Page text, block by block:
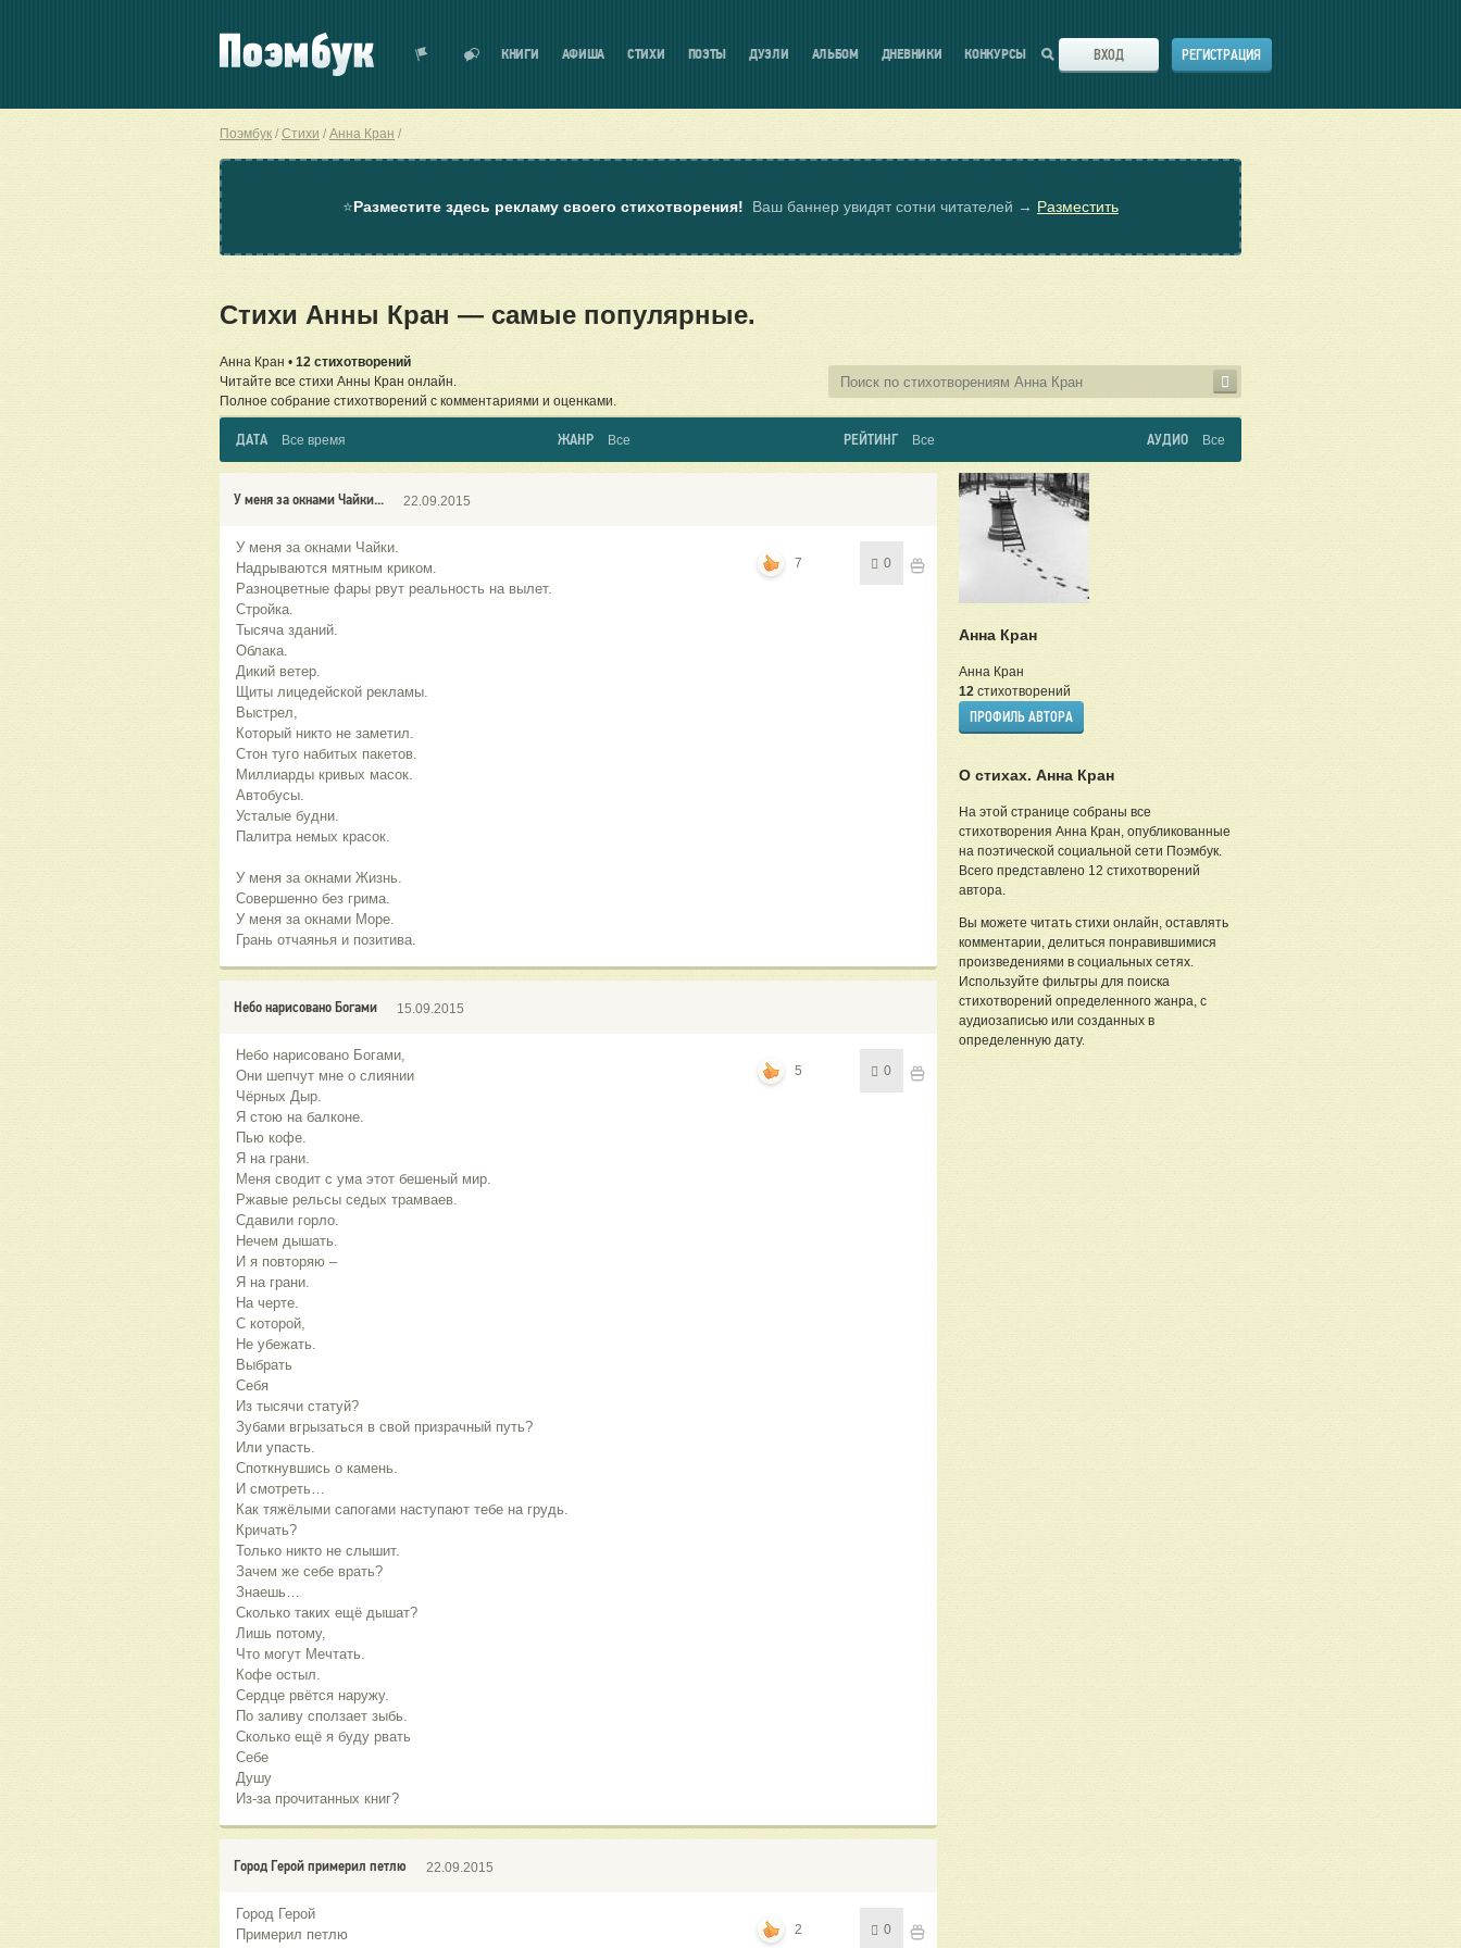
КНИГИ АФИША СТИХИ ПОЭТЫ ДУЭЛИ АЛЬБОМ ДНЕВНИКИ КОНКУРСЫ ВХОД РЕГИСТРАЦИЯ
Поэмбук Стихи Анна Кран
⭐Разместите здесь рекламу своего стихотворения! Ваш баннер увидят сотни читателей → Разместить
Стихи Анны Кран — самые популярные.
Анна Кран • 12 стихотворений
Читайте все стихи Анны Кран онлайн.
Полное собрание стихотворений с комментариями и оценками.
ДАТА Все время ЖАНР Все РЕЙТИНГ Все АУДИО Все
У меня за окнами Чайки... 22.09.2015
У меня за окнами Чайки.
Надрываются мятным криком.
Разноцветные фары рвут реальность на вылет.
Стройка.
Тысяча зданий.
Облака.
Дикий ветер.
Щиты лицедейской рекламы.
Выстрел,
Который никто не заметил.
Стон туго набитых пакетов.
Миллиарды кривых масок.
Автобусы.
Усталые будни.
Палитра немых красок.
У меня за окнами Жизнь.
Совершенно без грима.
У меня за окнами Море.
Грань отчаянья и позитива.
7 0
Небо нарисовано Богами 15.09.2015
Небо нарисовано Богами,
Они шепчут мне о слиянии
Чёрных Дыр.
Я стою на балконе.
Пью кофе.
Я на грани.
Меня сводит с ума этот бешеный мир.
Ржавые рельсы седых трамваев.
Сдавили горло.
Нечем дышать.
И я повторяю –
Я на грани.
На черте.
С которой,
Не убежать.
Выбрать
Себя
Из тысячи статуй?
Зубами вгрызаться в свой призрачный путь?
Или упасть.
Споткнувшись о камень.
И смотреть…
Как тяжёлыми сапогами наступают тебе на грудь.
Кричать?
Только никто не слышит.
Зачем же себе врать?
Знаешь…
Сколько таких ещё дышат?
Лишь потому,
Что могут Мечтать.
Кофе остыл.
Сердце рвётся наружу.
По заливу сползает зыбь.
Сколько ещё я буду рвать
Себе
Душу
Из-за прочитанных книг?
5 0
Город Герой примерил петлю 22.09.2015
Город Герой
Примерил петлю
2 0
Анна Кран
Анна Кран
12стихотворений
ПРОФИЛЬ АВТОРА
О стихах. Анна Кран
На этой странице собраны все
стихотворения Анна Кран, опубликованные
на поэтической социальной сети Поэмбук.
Всего представлено 12 стихотворений
автора.
Вы можете читать стихи онлайн, оставлять
комментарии, делиться понравившимися
произведениями в социальных сетях.
Используйте фильтры для поиска
стихотворений определенного жанра, с
аудиозаписью или созданных в
определенную дату.